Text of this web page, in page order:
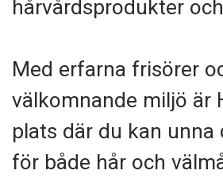
hårvårdsprodukter
Med erfarna frisörer
välkomnande miljö är
plats där du kan unna
för både hår och